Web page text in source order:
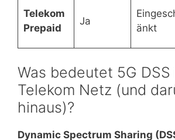
Telekom
Prepaid
Ja
änkt
Was bedeutet 5G DSS
Telekom Netz (und
hinaus)?
Dynamic Spectrum Sharing